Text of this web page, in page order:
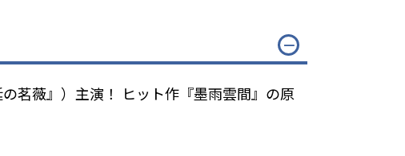
茗薇』）主演！ ヒット作『墨雨雲間』の原